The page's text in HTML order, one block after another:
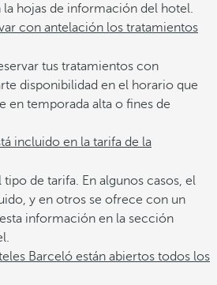
la hojas de información del hotel.
con antelación los tratamientos
tus tratamientos con
disponibilidad en el horario que
en temporada alta o fines de
incluido en la tarifa de la
de tarifa. En algunos casos, el
y en otros se ofrece con un
información en la sección
Barceló están abiertos todos los